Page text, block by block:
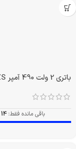
باتری 2 ولت 490 آمپر OPZS
باقی مانده فقط: 14